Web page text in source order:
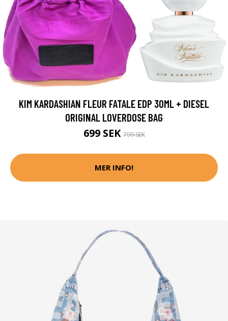
KIM KARDASHIAN FLEUR FATALE EDP 30ML + DIESEL
ORIGINAL LOVERDOSE BAG
699 SEK799 SEK
MER INFO!